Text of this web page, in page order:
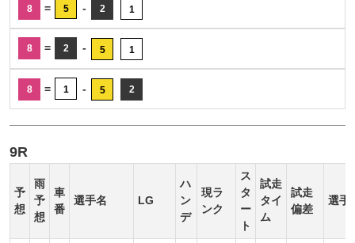
8 = 5 - 2 1
8 = 2 - 5 1
8 = 1 - 5 2
9R
予
想
雨
予
想
車
番
選手名 LG
ハ
ン
デ
現ラ
ンク
ス
タ
ー
ト
試走
タイ
ム
試走
偏差
選手